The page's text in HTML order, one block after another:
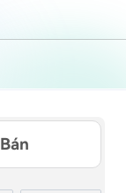
Bán